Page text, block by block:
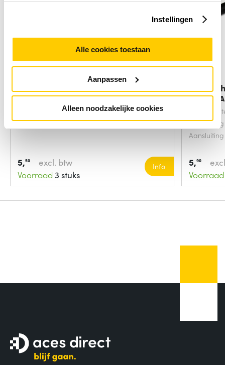
Instellingen
Alle cookies toestaan
Aanpassen
Alleen noodzakelijke cookies
StarTech.com Headset Adapter
voor Headsets
5,50
excl. btw
Voorraad 3 stuks
Info
Stereo
5,90
Voorraad